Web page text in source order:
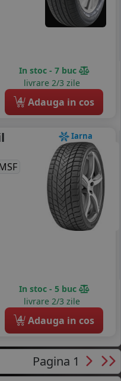
In stoc - 7 buc
livrare 2/3 zile
4 Adauga in cos
Iarna
In stoc - 5 buc
livrare 2/3 zile
4 Adauga in cos
Pagina 1